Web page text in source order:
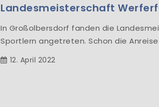
Landesmeisterschaft
In Großolbersdorf fanden die
Sportlern angetreten. Schon die
12. April 2022